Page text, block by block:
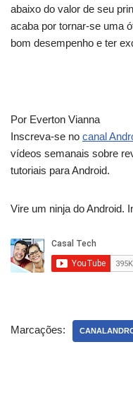
abaixo do valor de seu
acaba por tornar-se uma
bom desempenho e ter
Por Everton Vianna
Inscreva-se no canal
vídeos semanais sobre
tutoriais para Android.
Vire um ninja do Android.
Marcações: